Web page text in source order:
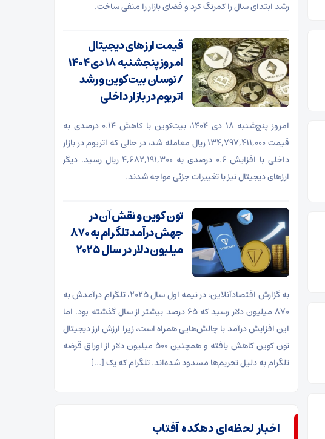
رشد ابتدای سال را کمرنگ کرد و فضای بازار را منفی ساخت.
قیمت ارز‌های دیجیتال
امروز پنجشنبه ۱۸ دی ۱۴۰۴
/ نوسان بیت‌کوین و رشد
اتریوم در بازار داخلی
امروز پنج‌شنبه ۱۸ دی ۱۴۰۴، بیت‌کوین با کاهش ۰.۱۴ درصدی به
قیمت ۱۳۴,۷۹۷,۴۱۱,۰۰۰ ریال معامله شد، در حالی که اتریوم در بازار
داخلی با افزایش ۰.۶ درصدی به ۴,۶۸۲,۱۹۱,۳۰۰ ریال رسید. دیگر
ارزهای دیجیتال نیز با تغییرات جزئی مواجه شدند.
تون کوین و نقش آن در
جهش درآمد تلگرام به ۸۷۰
میلیون دلار در سال ۲۰۲۵
به گزارش اقتصادآنلاین، در نیمه اول سال ۲۰۲۵، تلگرام درآمدش به
۸۷۰ میلیون دلار رسید که ۶۵ درصد بیشتر از سال گذشته بود. اما
این افزایش درآمد با چالش‌هایی همراه است، زیرا ارزش ارز دیجیتال
تون ‌کوین کاهش یافته و همچنین ۵۰۰ میلیون دلار از اوراق قرضه
تلگرام به دلیل تحریم‌ها مسدود شده‌اند. تلگرام که یک […]
اخبار لحظه‌ای دهکده آفتاب